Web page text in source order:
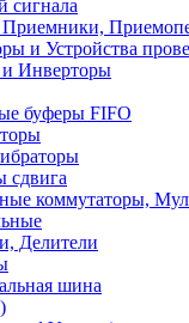
сигнала
и Устройства
и Инверторы
буферы FIFO
сдвига
коммутаторы,
Делители
шина